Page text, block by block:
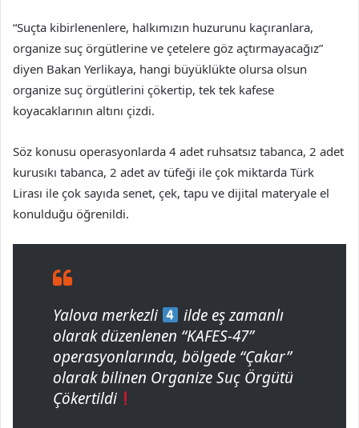
“Suçta kibirlenenlere, halkımızın huzurunu kaçıranlara,
organize suç örgütlerine ve çetelere göz açtırmayacağız”
diyen Bakan Yerlikaya, hangi büyüklükte olursa olsun
organize suç örgütlerini çökertip, tek tek kafese
koyacaklarının altını çizdi.
Söz konusu operasyonlarda 4 adet ruhsatsız tabanca, 2 adet
kurusıkı tabanca, 2 adet av tüfeği ile çok miktarda Türk
Lirası ile çok sayıda senet, çek, tapu ve dijital materyale el
konulduğu öğrenildi.
Yalova merkezli
ilde eş zamanlı
olarak düzenlenen “KAFES-47”
operasyonlarında, bölgede “Çakar”
olarak bilinen Organize Suç Örgütü
Çökertildi